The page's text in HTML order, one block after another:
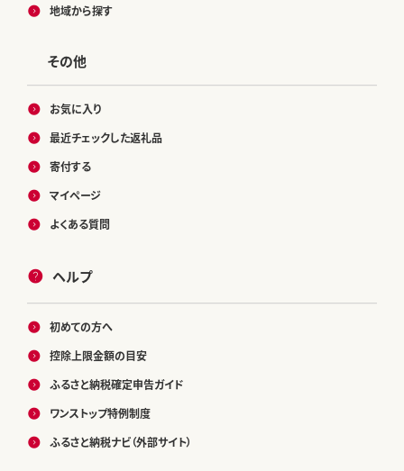
地域から探す
その他
お気に入り
最近チェックした返礼品
寄付する
マイページ
よくある質問
ヘルプ
初めての方へ
控除上限金額の目安
ふるさと納税確定申告ガイド
ワンストップ特例制度
ふるさと納税ナビ（外部サイト）